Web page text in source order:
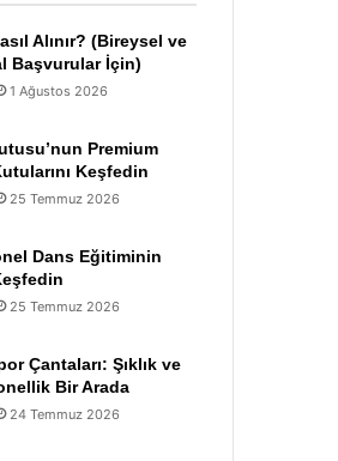
Alınır? (Bireysel ve
Başvurular İçin)
1 Ağustos 2026
Premium
Keşfedin
25 Temmuz 2026
Dans Eğitiminin
25 Temmuz 2026
Çantaları: Şıklık ve
Bir Arada
24 Temmuz 2026